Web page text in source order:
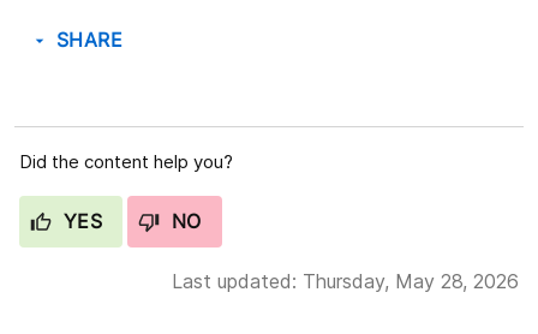
arrow_drop_down SHARE
Did the content help you?
YES NO
Last updated: Thursday, May 28, 2026